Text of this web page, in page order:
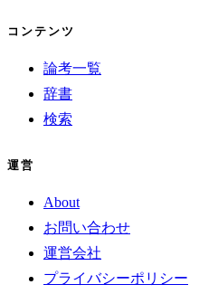
コンテンツ
論考一覧
辞書
検索
運営
About
お問い合わせ
運営会社
プライバシーポリシー